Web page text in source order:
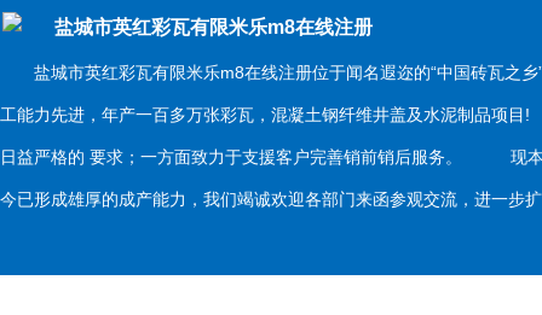
盐城市英红彩瓦有限米乐m8在线注册
盐城市英红彩瓦有限米乐m8在线注册位于闻名遐迩的“中国砖瓦之乡
工能力先进，年产一百多万张彩瓦，混凝土钢纤维井盖及水泥制品项
日益严格的 要求；一方面致力于支援客户完善销前销后服务。 现本
今已形成雄厚的成产能力，我们竭诚欢迎各部门来函参观交流，进一